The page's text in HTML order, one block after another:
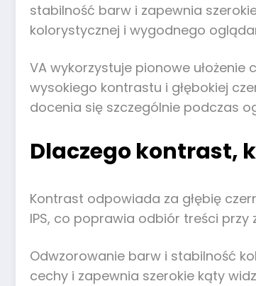
stabilność barw i zapewnia
kolorystycznej i wygodnego
VA wykorzystuje pionowe
wysokiego kontrastu i głębokiej
docenia się szczególnie podczas
Dlaczego kontrast,
Kontrast odpowiada za głębię
IPS, co poprawia odbiór treści
Odwzorowanie barw i stabilność
cechy i zapewnia szerokie kąty